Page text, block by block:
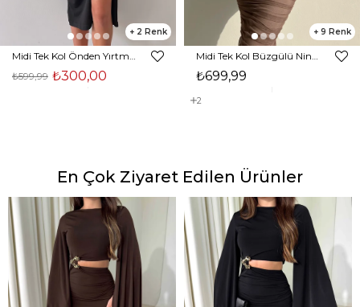
2
₺300,00
₺599,99
9
₺699,99
2
En Çok Ziyaret Edilen Ürünler